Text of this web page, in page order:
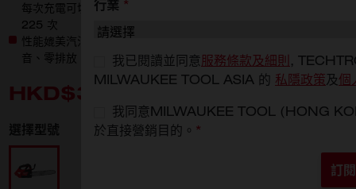
行業 *
我已閱讀並同意服務條款及細則 ,
MILWAUKEE TOOL ASIA 的 私隱政策及個
我同意MILWAUKEE TOOL (HONG
於直接營銷目的。 *
訂閱
每次充電可切割 4"x4" 雪松 150 次，M18 HB12 電池可切割
225 次
性能媲美汽油式驅動上把手電鋸，但啟動更方便，而且無引擎噪
音、零排放、無需混合汽油和機油，抑或維護引擎
HKD$3,600
選擇型號